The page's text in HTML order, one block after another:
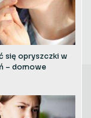
się opryszczki w
– domowe